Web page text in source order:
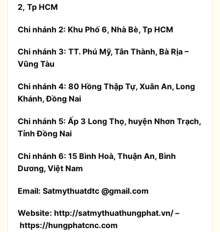
2, Tp HCM
Chi nhánh 2: Khu Phố 6, Nhà Bè, Tp HCM
Chi nhánh 3: TT. Phú Mỹ, Tân Thành, Bà Rịa –
Vũng Tàu
Chi nhánh 4: 80 Hồng Thập Tự, Xuân An, Long
Khánh, Đồng Nai
Chi nhánh 5: Ấp 3 Long Thọ, huyện Nhơn Trạch,
Tỉnh Đồng Nai
Chi nhánh 6: 15 Bình Hoà, Thuận An, Bình
Dương, Việt Nam
Email: Satmythuatdtc @gmail.com
Website: http://satmythuathungphat.vn/ –
https://hungphatcnc.com